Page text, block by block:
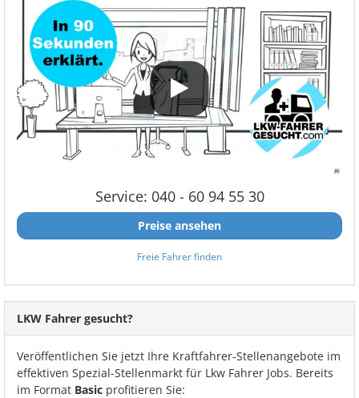
Service: 040 - 60 94 55 30
Preise ansehen
Freie Fahrer finden
LKW Fahrer gesucht?
Veröffentlichen Sie jetzt Ihre Kraftfahrer-Stellenangebote im
effektiven Spezial-Stellenmarkt für Lkw Fahrer Jobs. Bereits
im Format Basic profitieren Sie: